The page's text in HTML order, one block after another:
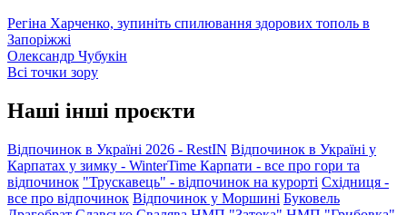
Регіна Харченко, зупиніть спилювання здорових тополь в
Запоріжжі
Олександр Чубукін
Всі точки зору
Наші інші проєкти
Відпочинок в Україні 2026 - RestIN Відпочинок в Україні у
Карпатах у зимку - WinterTime Карпати - все про гори та
відпочинок "Трускавець" - відпочинок на курорті Східниця -
все про відпочинок Відпочинок у Моршині Буковель